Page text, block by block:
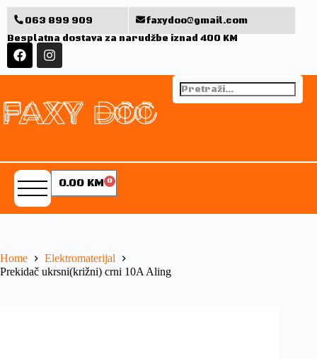
063 899 909
faxydoo@gmail.com
Besplatna dostava za narudžbe iznad 400 KM
0.00 KM 0
Home
Elektromaterijal
Prekidač ukrsni(križni) crni 10A Aling